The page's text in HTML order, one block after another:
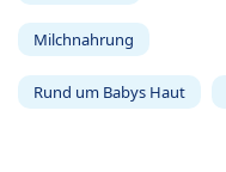
Milchnahrung
Rund um Babys Haut